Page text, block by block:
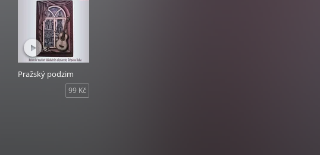
Pražský podzim
99 Kč